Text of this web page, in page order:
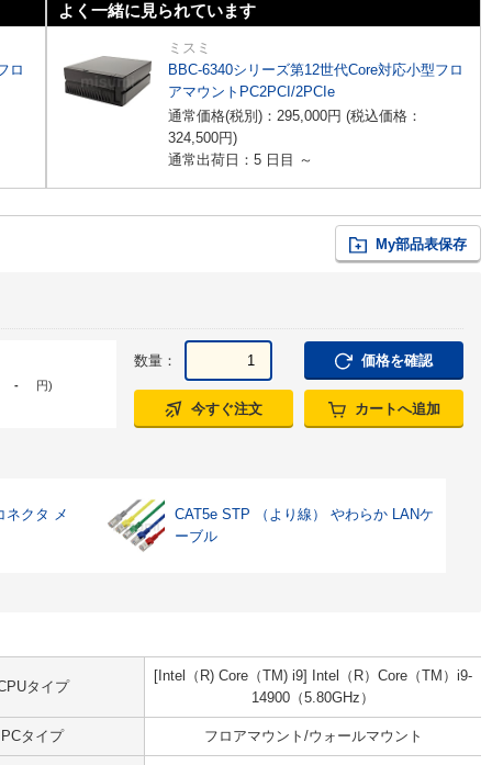
ロ
よく一緒に見られています
ミスミ
BBC-6340シリーズ第12世代Core対応小型フロ
アマウントPC2PCI/2PCIe
通常価格(税別)： 295,000円 (税込価格：
324,500円)
通常出荷日：5 日目 ～
My部品表保存
- 円)
数量： 価格を確認
今すぐ注文 カートへ追加
ネクタ メ
CAT5e STP （より線） やわらか LANケ
ーブル
タイプ
[Intel（R) Core（TM) i9] Intel（R）Core（TM）i9-
14900（5.80GHz）
PCタイプ フロアマウント/ウォールマウント